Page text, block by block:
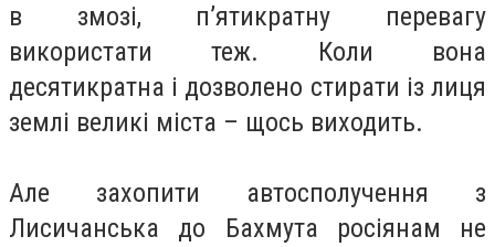
в змозі, п’ятикратну перевагу
використати теж. Коли вона
десятикратна і дозволено стирати із лиця
землі великі міста – щось виходить.
Але захопити автосполучення з
Лисичанська до Бахмута росіянам не